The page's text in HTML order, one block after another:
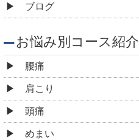
ブログ
お悩み別コース紹介
腰痛
肩こり
頭痛
めまい